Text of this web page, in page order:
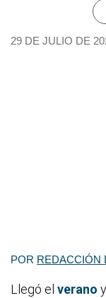
29 DE JULIO DE
POR REDACCIÓN
Llegó el verano